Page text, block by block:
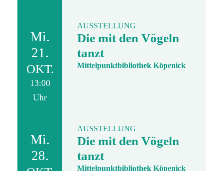
Mi.
21.
OKT.
13:00
Uhr
AUSSTELLUNG
Die mit den Vögeln
tanzt
Mittelpunktbibliothek Köpenick
Mi.
28.
AUSSTELLUNG
Die mit den Vögeln
tanzt
Mittelpunktbibliothek Köpenick